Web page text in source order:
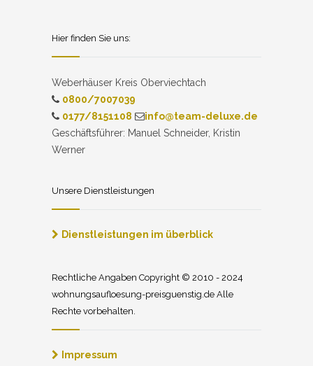
Hier finden Sie uns:
Weberhäuser Kreis Oberviechtach
0800/7007039
0177/8151108
info@team-deluxe.de
Geschäftsführer: Manuel Schneider, Kristin
Werner
Unsere Dienstleistungen
Dienstleistungen im überblick
Rechtliche Angaben Copyright © 2010 - 2024
wohnungsaufloesung-preisguenstig.de Alle
Rechte vorbehalten.
Impressum